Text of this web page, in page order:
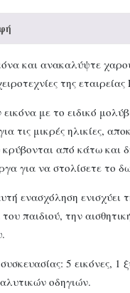
και ανακαλύψτε
της εταιρείας
με το ειδικό
τις μικρές ηλικίες,
από κάτω και
για να στολίσετε το
ενασχόληση ενισχύει
παιδιού, την
5 εικόνες, 1
οδηγιών.